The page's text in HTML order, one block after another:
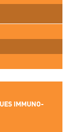
IMMUNO-